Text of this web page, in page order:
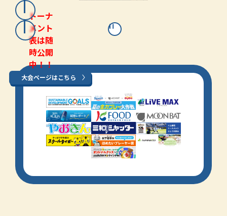
トーナ
メント
表は随
時公開
中！！
大会ページはこちら